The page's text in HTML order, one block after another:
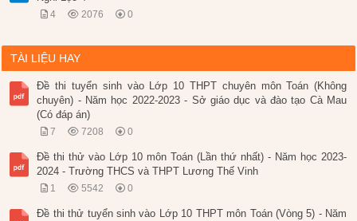
4 2076 0
TÀI LIỆU HAY
Đề thi tuyển sinh vào Lớp 10 THPT chuyên môn Toán (Không
chuyên) - Năm học 2022-2023 - Sở giáo dục và đào tạo Cà Mau
(Có đáp án)
7 7208 0
Đề thi thử vào Lớp 10 môn Toán (Lần thứ nhất) - Năm học 2023-
2024 - Trường THCS và THPT Lương Thế Vinh
1 5542 0
Đề thi thử tuyển sinh vào Lớp 10 THPT môn Toán (Vòng 5) - Năm